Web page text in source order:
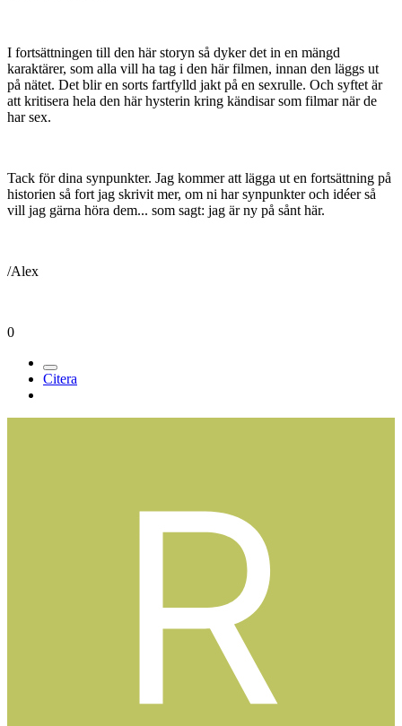
I fortsättningen till den här storyn så dyker det in en mängd
karaktärer, som alla vill ha tag i den här filmen, innan den läggs ut
på nätet. Det blir en sorts fartfylld jakt på en sexrulle. Och syftet är
att kritisera hela den här hysterin kring kändisar som filmar när de
har sex.
Tack för dina synpunkter. Jag kommer att lägga ut en fortsättning på
historien så fort jag skrivit mer, om ni har synpunkter och idéer så
vill jag gärna höra dem... som sagt: jag är ny på sånt här.
/Alex
0
Citera